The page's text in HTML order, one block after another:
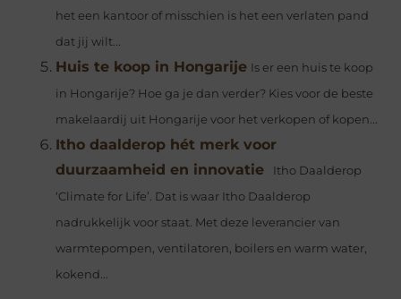
het een kantoor of misschien is het een verlaten pand
dat jij wilt...
Huis te koop in Hongarije Is er een huis te koop
in Hongarije? Hoe ga je dan verder? Kies voor de beste
makelaardij uit Hongarije voor het verkopen of kopen...
Itho daalderop hét merk voor
duurzaamheid en innovatie
Itho Daalderop
‘Climate for Life’. Dat is waar Itho Daalderop
nadrukkelijk voor staat. Met deze leverancier van
warmtepompen, ventilatoren, boilers en warm water,
kokend...